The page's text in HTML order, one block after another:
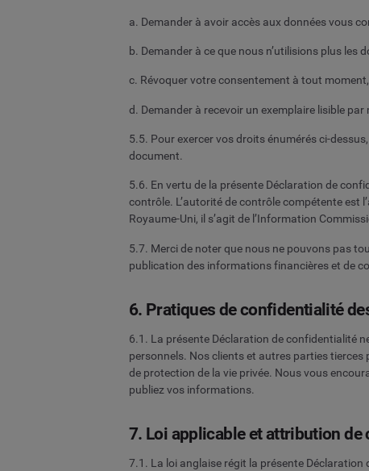
a. Demander à avoir accès aux données vous
b. Demander à ce que nous n’utilisions plus
c. Révoquer votre consentement à tout
d. Demander à recevoir un exemplaire lisible
5.5. Pour exercer vos droits énumérés ci-
document.
5.6. En vertu de la présente Déclaration de
contrôle. L’autorité de contrôle compétente est
Royaume-Uni, il s’agit de l’Information
5.7. Merci de noter que nous ne pouvons pas
publication des informations financières et de
6. Pratiques de confidentialité
6.1. La présente Déclaration de confidentialité
personnels. Nos clients et autres parties tierces
de protection de la vie privée. Nous vous
publiez vos informations.
7. Loi applicable et attribution de
7.1. La loi anglaise régit la présente